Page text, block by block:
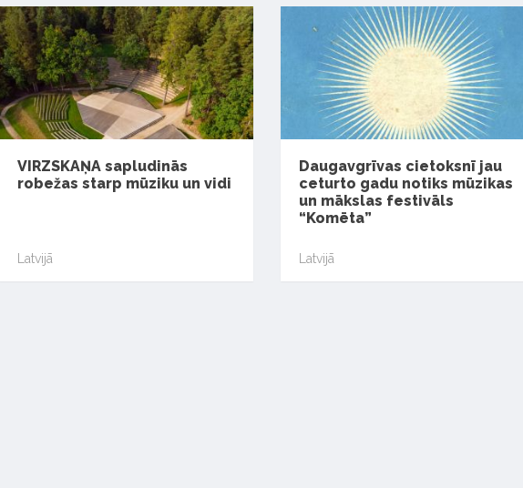
VIRZSKAŅA sapludinās
robežas starp mūziku un vidi
Latvijā
Daugavgrīvas cietoksnī jau
ceturto gadu notiks mūzikas
un mākslas festivāls
“Komēta”
Latvijā